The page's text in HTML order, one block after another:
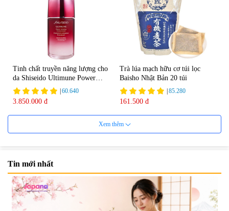
Tinh chất truyền năng lượng cho
da Shiseido Ultimune Power
75ml
60.640
3.850.000 đ
Trà lúa mạch hữu cơ túi lọc
Baisho Nhật Bản 20 túi
85.280
161.500 đ
Viên uống bổ não Ribeto Shoji
Viên nang uống cải thiện thị lực,
Xem thêm
Tin mới nhất